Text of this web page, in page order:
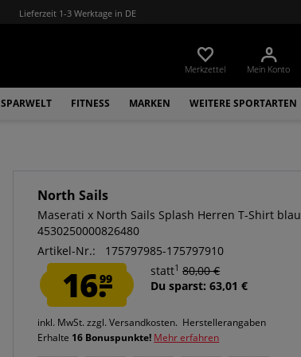
Lieferzeit 1-3 Werktage in DE
Merkzettel Mein Konto
SPARWELT FITNESS MARKEN WEITERE SPORTARTEN
North Sails
Maserati x North Sails Splash Herren T-Shirt blau
4530250000826480
Artikel-Nr.:
175797985-175797910
16.99
statt1 80,00 €
Du sparst: 63,01 €
inkl. MwSt.zzgl. Versandkosten. Herstellerangaben
Erhalte 16 Bonuspunkte! Mehr erfahren